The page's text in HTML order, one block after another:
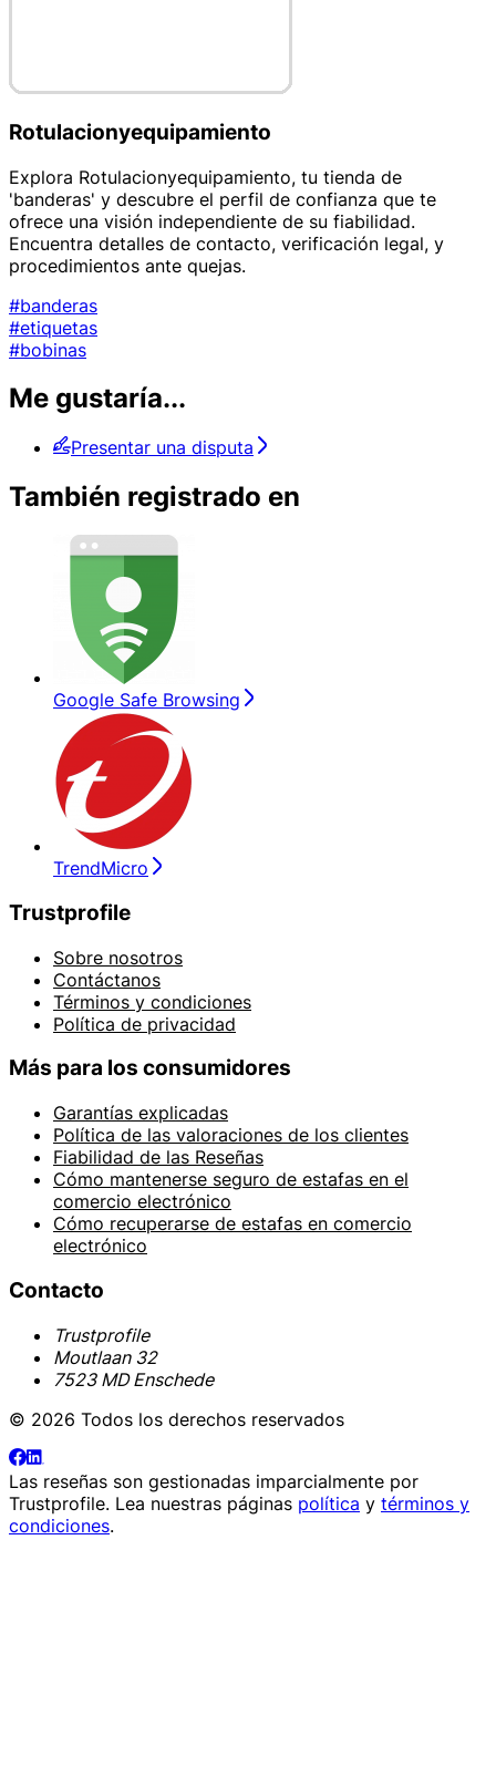
Rotulacionyequipamiento
Explora Rotulacionyequipamiento, tu tienda de
'banderas' y descubre el perfil de confianza que te
ofrece una visión independiente de su fiabilidad.
Encuentra detalles de contacto, verificación legal, y
procedimientos ante quejas.
#banderas
#etiquetas
#bobinas
Me gustaría...
Presentar una disputa
También registrado en
Google Safe Browsing
TrendMicro
Trustprofile
Sobre nosotros
Contáctanos
Términos y condiciones
Política de privacidad
Más para los consumidores
Garantías explicadas
Política de las valoraciones de los clientes
Fiabilidad de las Reseñas
Cómo mantenerse seguro de estafas en el
comercio electrónico
Cómo recuperarse de estafas en comercio
electrónico
Contacto
Trustprofile
Moutlaan 32
7523 MD Enschede
© 2026 Todos los derechos reservados
Las reseñas son gestionadas imparcialmente por
Trustprofile. Lea nuestras páginas política y términos y
condiciones.